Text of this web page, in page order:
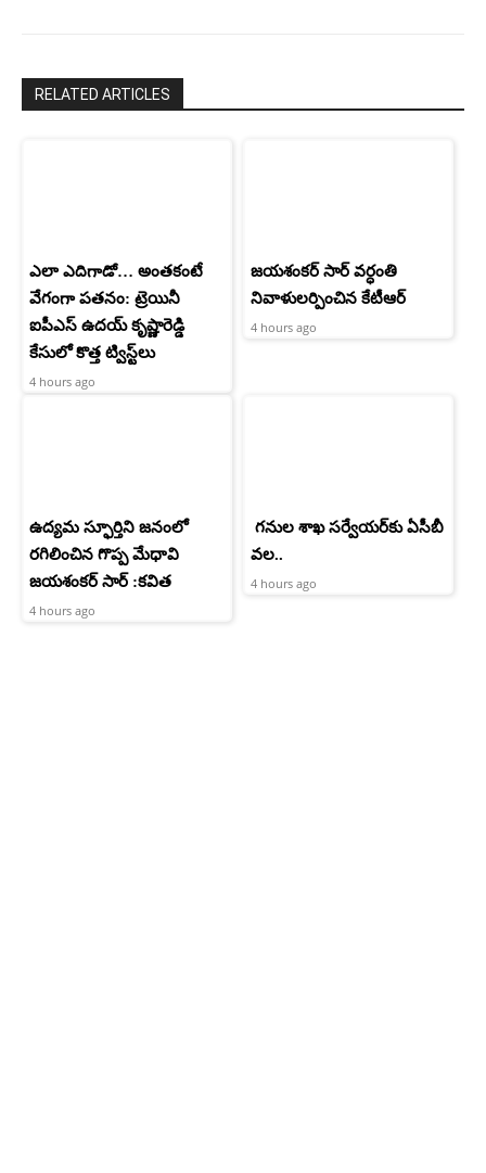
RELATED ARTICLES
ఎలా ఎదిగాడో… అంతకంటే
వేగంగా పతనం: ట్రెయినీ
ఐపీఎస్ ఉదయ్ కృష్ణారెడ్డి
కేసులో కొత్త ట్విస్ట్‌లు
4 hours ago
జయశంకర్ సార్ వర్ధంతి
నివాళులర్పించిన కేటీఆర్
4 hours ago
ఉద్యమ స్ఫూర్తిని జనంలో
రగిలించిన గొప్ప మేధావి
జయశంకర్ సార్ :కవిత
4 hours ago
గనుల శాఖ సర్వేయర్‌కు ఏసీబీ
వల..
4 hours ago